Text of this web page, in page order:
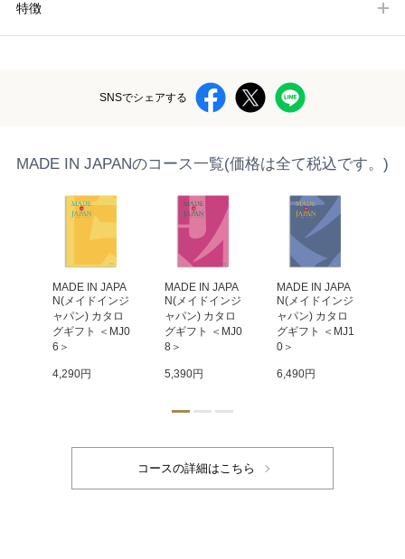
特徴
SNSでシェアする
MADE IN JAPANのコース一覧(価格は全て税込です。)
MADE IN JAPA
N(メイドインジ
ャパン) カタロ
グギフト ＜MJ0
6＞
4,290円
MADE IN JAPA
N(メイドインジ
ャパン) カタロ
グギフト ＜MJ0
8＞
5,390円
MADE IN JAPA
N(メイドインジ
ャパン) カタロ
グギフト ＜MJ1
0＞
6,490円